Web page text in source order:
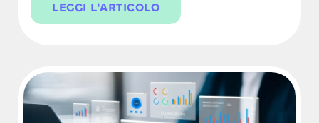
LEGGI L'ARTICOLO